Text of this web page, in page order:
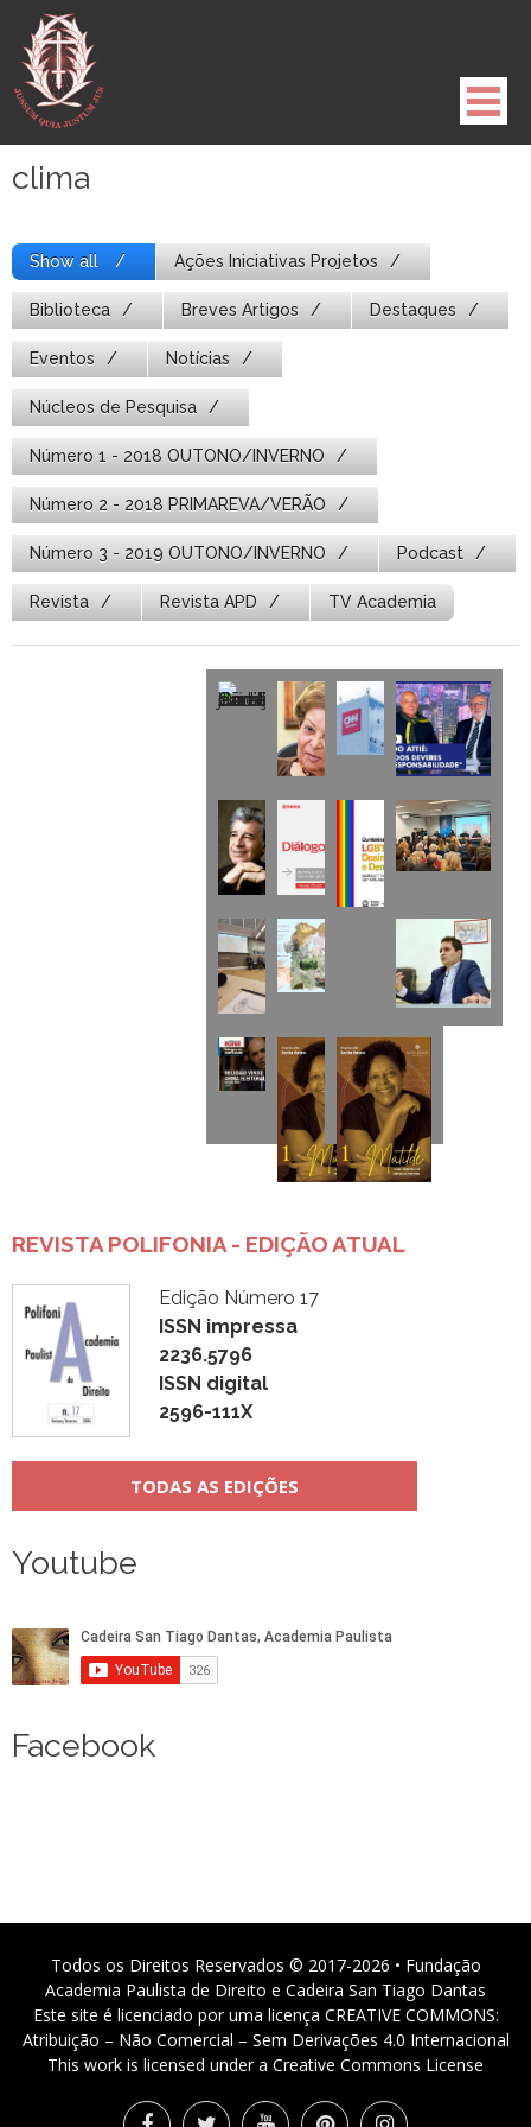
para
conteúdo
clima
Show all Ações Iniciativas Projetos
Biblioteca Breves Artigos Destaques
Eventos Notícias
Núcleos de Pesquisa
Número 1 - 2018 OUTONO/INVERNO
Número 2 - 2018 PRIMAREVA/VERÃO
Número 3 - 2019 OUTONO/INVERNO Podcast
Revista Revista APD TV Academia
REVISTA POLIFONIA - EDIÇÃO ATUAL
Edição Número 17
ISSN impressa
2236.5796
ISSN digital
2596-111X
TODAS AS EDIÇÕES
Youtube
Facebook
Todos os Direitos Reservados © 2017-2026 • Fundação
Academia Paulista de Direito e Cadeira San Tiago Dantas
Este site é licenciado por uma licença CREATIVE COMMONS:
Atribuição – Não Comercial – Sem Derivações 4.0 Internacional
This work is licensed under a Creative Commons License